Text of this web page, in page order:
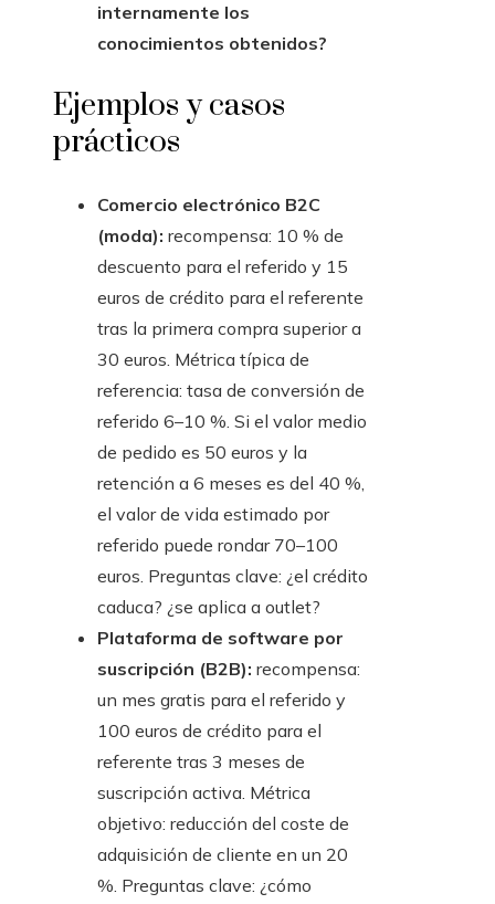
internamente los
conocimientos obtenidos?
Ejemplos y casos
prácticos
Comercio electrónico B2C
(moda): recompensa: 10 % de
descuento para el referido y 15
euros de crédito para el referente
tras la primera compra superior a
30 euros. Métrica típica de
referencia: tasa de conversión de
referido 6–10 %. Si el valor medio
de pedido es 50 euros y la
retención a 6 meses es del 40 %,
el valor de vida estimado por
referido puede rondar 70–100
euros. Preguntas clave: ¿el crédito
caduca? ¿se aplica a outlet?
Plataforma de software por
suscripción (B2B): recompensa:
un mes gratis para el referido y
100 euros de crédito para el
referente tras 3 meses de
suscripción activa. Métrica
objetivo: reducción del coste de
adquisición de cliente en un 20
%. Preguntas clave: ¿cómo